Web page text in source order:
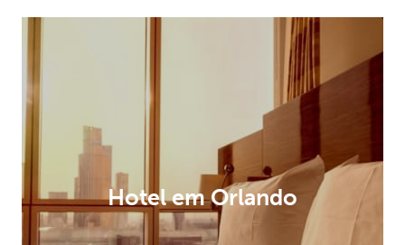
Hotel em Orlando